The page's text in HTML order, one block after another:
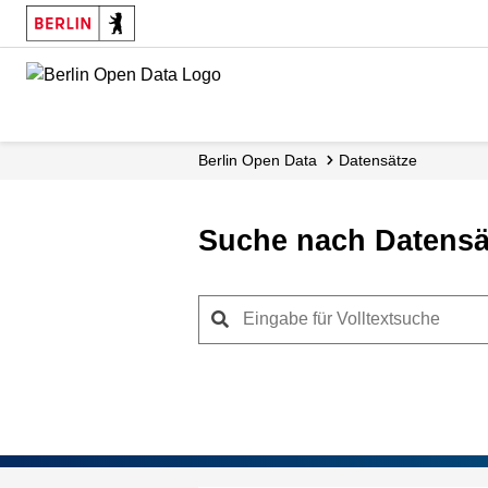
Skip
main
Berlin Open Data Datensätze
Suche nach